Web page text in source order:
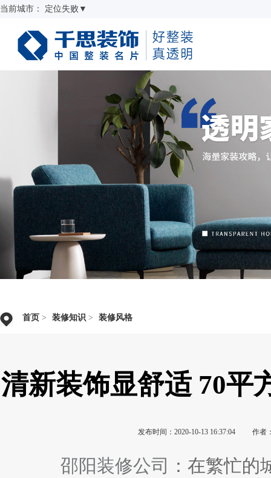
当前城市： 定位失败 ▼
首页 > 装修知识 > 装修风格
清新装饰显舒适 70平
发布时间：2020-10-13 16:37:04 作者
邵阳装修公司 ：在繁忙